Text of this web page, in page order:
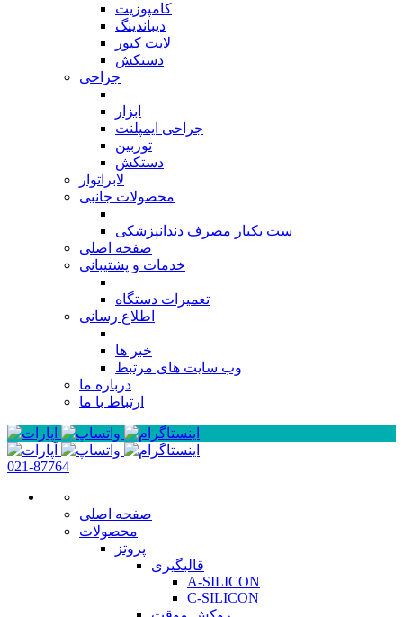
کامپوزیت
دیباندینگ
لایت کیور
دستکش
جراحی
ابزار
جراحی ایمپلنت
توربین
دستکش
لابراتوار
محصولات جانبی
ست یکبار مصرف دندانپزشکی
صفحه اصلی
خدمات و پشتیبانی
تعمیرات دستگاه
اطلاع رسانی
خبر ها
وب سایت های مرتبط
درباره ما
ارتباط با ما
021-87764
صفحه اصلی
محصولات
پروتز
قالبگیری
A-SILICON
C-SILICON